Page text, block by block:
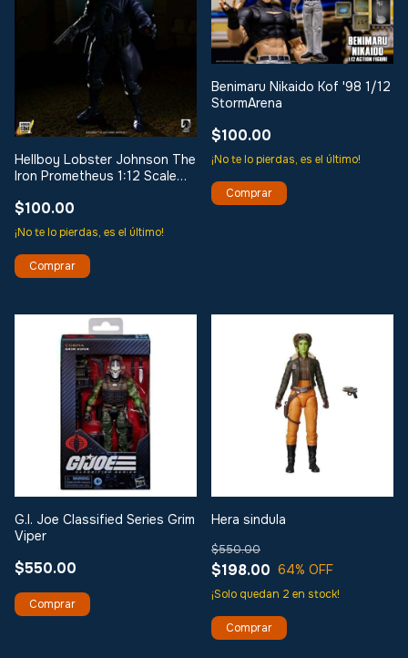
Hellboy Lobster Johnson The
Iron Prometheus 1:12 Scale
$100.00
¡No te lo pierdas, es el último!
Benimaru Nikaido Kof '98 1/12
StormArena
$100.00
¡No te lo pierdas, es el último!
G.I. Joe Classified Series Grim
Viper
$550.00
Hera sindula
$198.00
$550.00
64% OFF
¡Solo quedan 2 en stock!